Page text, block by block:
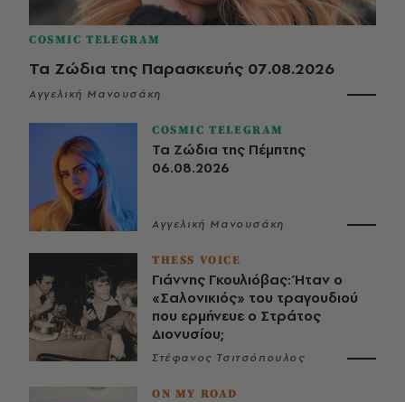
COSMIC TELEGRAM
Τα Ζώδια της Παρασκευής 07.08.2026
Αγγελική Μανουσάκη
COSMIC TELEGRAM
Τα Ζώδια της Πέμπτης
06.08.2026
Αγγελική Μανουσάκη
THESS VOICE
Γιάννης Γκουλιόβας: Ήταν ο
«Σαλονικιός» του τραγουδιού
που ερμήνευε ο Στράτος
Διονυσίου;
Στέφανος Τσιτσόπουλος
ON MY ROAD